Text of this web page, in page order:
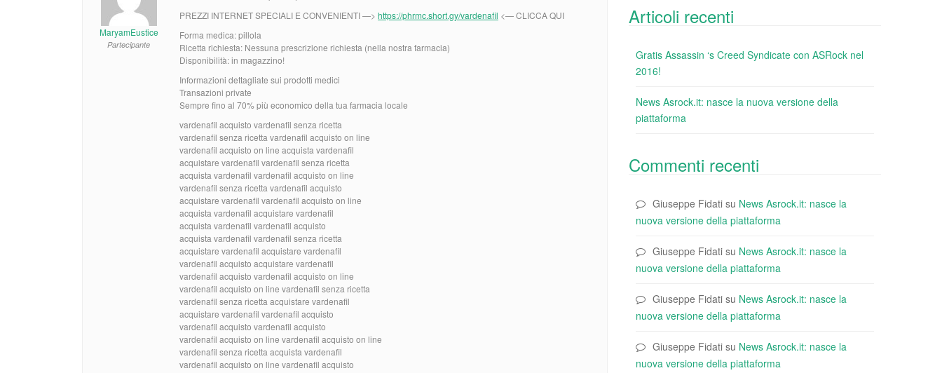
MaryamEustice
Partecipante
PREZZI INTERNET SPECIALI E CONVENIENTI —> https://phrmc.short.gy/vardenafil <— CLICCA QUI
Forma medica: pillola
Ricetta richiesta: Nessuna prescrizione richiesta (nella nostra farmacia)
Disponibilità: in magazzino!
Informazioni dettagliate sui prodotti medici
Transazioni private
Sempre fino al 70% più economico della tua farmacia locale
vardenafil acquisto vardenafil senza ricetta
vardenafil senza ricetta vardenafil acquisto on line
vardenafil acquisto on line acquista vardenafil
acquistare vardenafil vardenafil senza ricetta
acquista vardenafil vardenafil acquisto on line
vardenafil senza ricetta vardenafil acquisto
acquistare vardenafil vardenafil acquisto on line
acquista vardenafil acquistare vardenafil
acquista vardenafil vardenafil acquisto
acquista vardenafil vardenafil senza ricetta
acquistare vardenafil acquistare vardenafil
vardenafil acquisto acquistare vardenafil
vardenafil acquisto vardenafil acquisto on line
vardenafil acquisto on line vardenafil senza ricetta
vardenafil senza ricetta acquistare vardenafil
acquistare vardenafil vardenafil acquisto
vardenafil acquisto vardenafil acquisto
vardenafil acquisto on line vardenafil acquisto on line
vardenafil senza ricetta acquista vardenafil
vardenafil acquisto on line vardenafil acquisto
Articoli recenti
Gratis Assassin ‘s Creed Syndicate con ASRock nel
2016!
News Asrock.it: nasce la nuova versione della
piattaforma
Commenti recenti
Giuseppe Fidati su News Asrock.it: nasce la
nuova versione della piattaforma
Giuseppe Fidati su News Asrock.it: nasce la
nuova versione della piattaforma
Giuseppe Fidati su News Asrock.it: nasce la
nuova versione della piattaforma
Giuseppe Fidati su News Asrock.it: nasce la
nuova versione della piattaforma